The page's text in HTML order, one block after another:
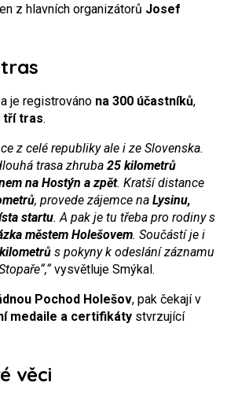
z hlavních organizátorů Josef
je registrováno na 300 účastníků,
tří tras.
z celé republiky ale i ze Slovenska.
trasa zhruba 25 kilometrů
na Hostýn a zpět. Kratší distance
, provede zájemce na Lysinu,
startu. A pak je tu třeba pro rodiny s
městem Holešovem. Součástí je i
s pokyny k odeslání záznamu
vysvětluje Smýkal.
Pochod Holešov, pak čekají v
medaile a certifikáty stvrzující
věci